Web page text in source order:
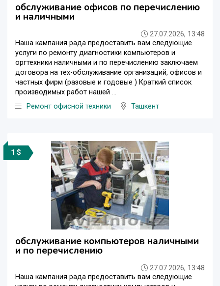
обслуживание офисов по перечислению
и наличными
27.07.2026, 13:48
Наша кампания рада предоставить вам следующие
услуги по ремонту диагностики компьютеров и
оргтехники наличными и по перечислению заключаем
договора на тех-обслуживание организаций, офисов и
частных фирм (разовые и годовые ) Краткий список
производимых работ нашей ...
Ремонт офисной техники
Ташкент
1 $
обслуживание компьютеров наличными
и по перечислению
27.07.2026, 13:48
Наша кампания рада предоставить вам следующие